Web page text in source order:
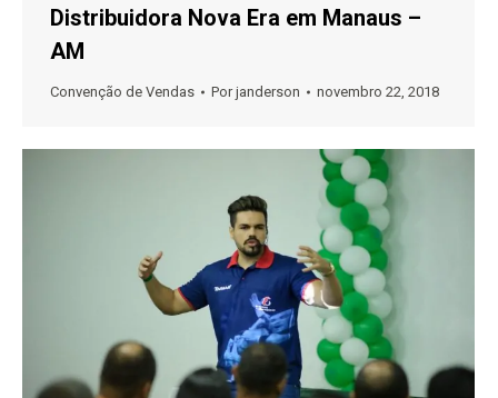
Distribuidora Nova Era em Manaus –
AM
Convenção de Vendas Porjanderson novembro 22, 2018